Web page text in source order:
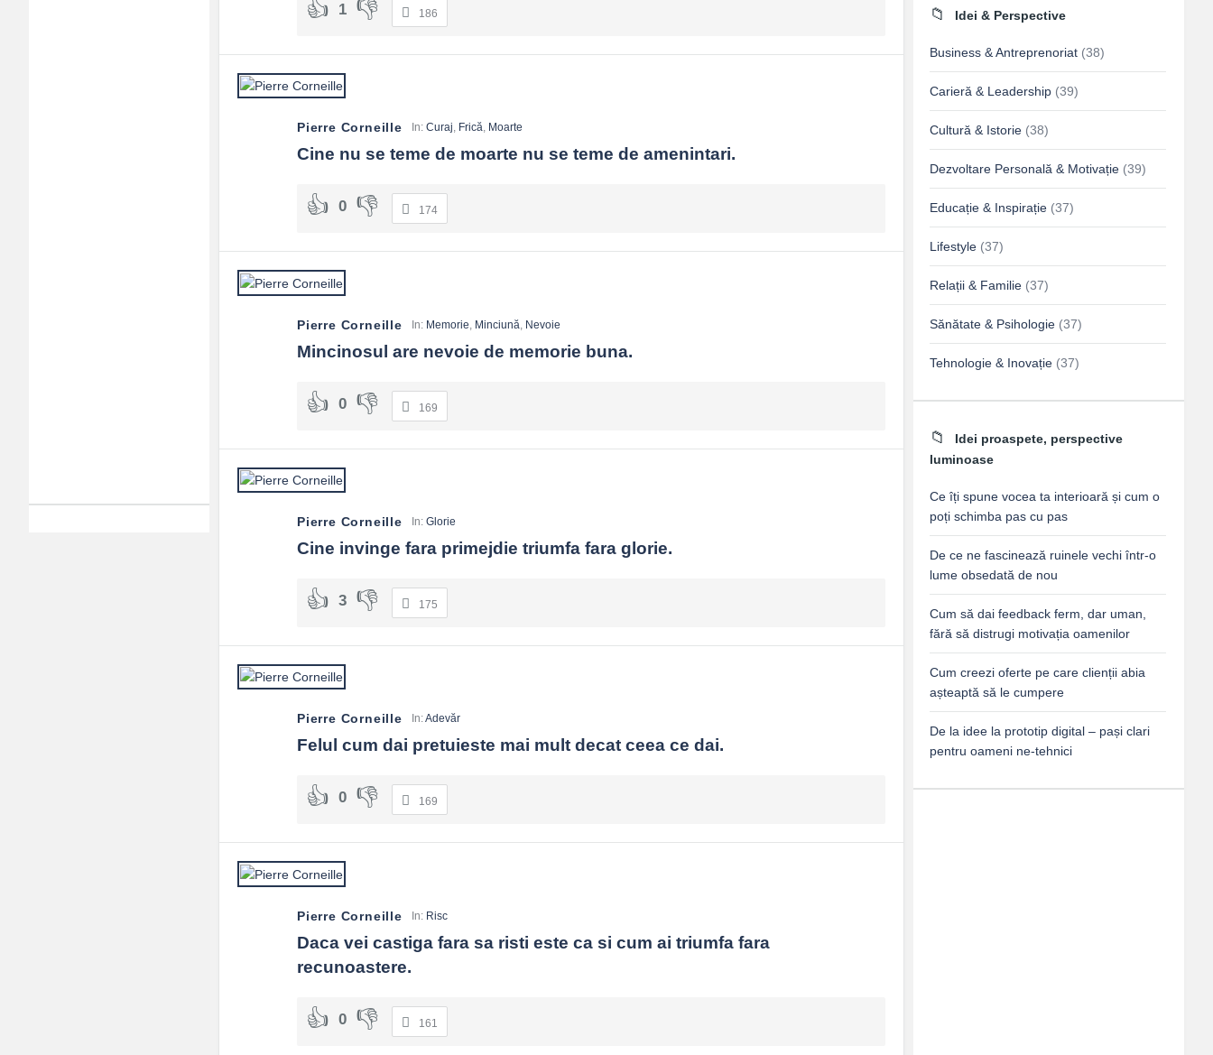
1 186
Pierre Corneille In: Curaj, Frică, Moarte
Cine nu se teme de moarte nu se teme de amenintari.
0 174
Pierre Corneille In: Memorie Minciună Nevoie
Mincinosul are nevoie de memorie buna.
0 169
Pierre Corneille In: Glorie
Cine invinge fara primejdie triumfa fara glorie.
3 175
Pierre Corneille In:Adevăr
Felul cum dai pretuieste mai mult decat ceea ce dai.
0 169
Pierre Corneille In: Risc
Daca vei castiga fara sa risti este ca si cum ai triumfa fara
recunoastere.
0 161
Idei & Perspective
Business & Antreprenoriat (38)
Carieră & Leadership (39)
Cultură & Istorie (38)
Dezvoltare Personală & Motivație (39)
Educație & Inspirație (37)
Lifestyle (37)
Relații & Familie (37)
Sănătate & Psihologie (37)
Tehnologie & Inovație (37)
Idei proaspete, perspective
luminoase
Ce îți spune vocea ta interioară și cum o
poți schimba pas cu pas
De ce ne fascinează ruinele vechi într-o
lume obsedată de nou
Cum să dai feedback ferm, dar uman,
fără să distrugi motivația oamenilor
Cum creezi oferte pe care clienții abia
așteaptă să le cumpere
De la idee la prototip digital – pași clari
pentru oameni ne-tehnici